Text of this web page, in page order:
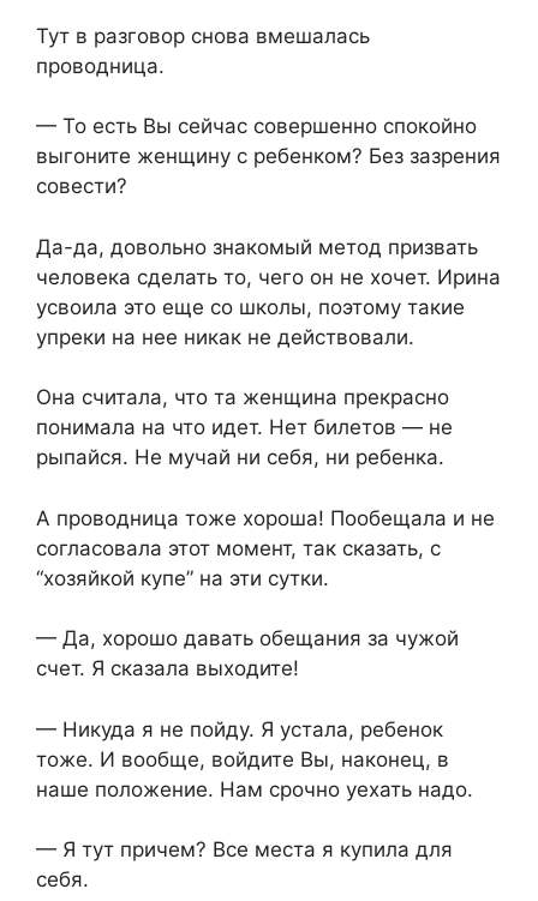
Тут в разговор снова вмешалась
проводница.
— То есть Вы сейчас совершенно спокойно
выгоните женщину с ребенком? Без зазрения
совести?
Да-да, довольно знакомый метод призвать
человека сделать то, чего он не хочет. Ирина
усвоила это еще со школы, поэтому такие
упреки на нее никак не действовали.
Она считала, что та женщина прекрасно
понимала на что идет. Нет билетов — не
рыпайся. Не мучай ни себя, ни ребенка.
А проводница тоже хороша! Пообещала и не
согласовала этот момент, так сказать, с
“хозяйкой купе” на эти сутки.
— Да, хорошо давать обещания за чужой
счет. Я сказала выходите!
— Никуда я не пойду. Я устала, ребенок
тоже. И вообще, войдите Вы, наконец, в
наше положение. Нам срочно уехать надо.
— Я тут причем? Все места я купила для
себя.